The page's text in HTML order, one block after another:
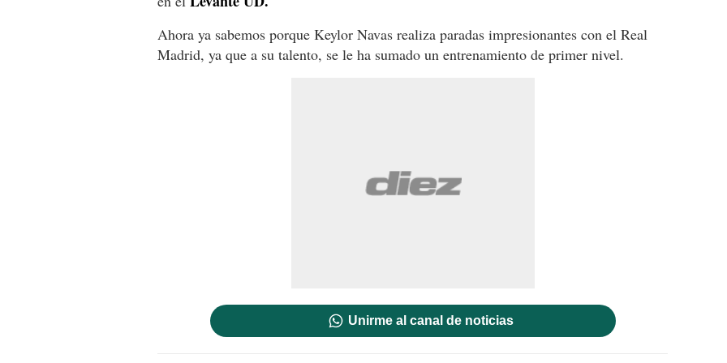
Ahora ya sabemos porque Keylor Navas realiza paradas impresionantes con el Real
Madrid, ya que a su talento, se le ha sumado un entrenamiento de primer nivel.
Unirme al canal de noticias